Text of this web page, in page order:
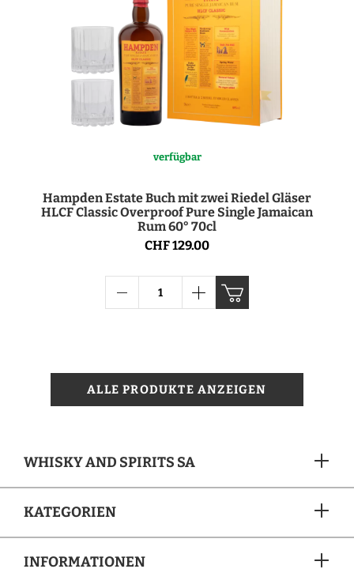
verfügbar
Hampden Estate Buch mit zwei Riedel Gläser
HLCF Classic Overproof Pure Single Jamaican
Rum 60° 70cl
CHF 129.00
ALLE PRODUKTE ANZEIGEN
WHISKY AND SPIRITS SA
KATEGORIEN
INFORMATIONEN